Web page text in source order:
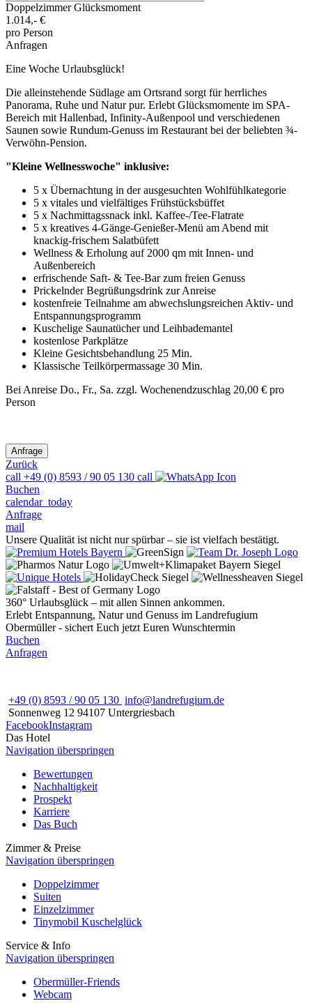
Doppelzimmer Glücksmoment
1.014,- €
pro Person
Anfragen
Eine Woche Urlaubsglück!
Die alleinstehende Südlage am Ortsrand sorgt für herrliches
Panorama, Ruhe und Natur pur. Erlebt Glücksmomente im SPA-
Bereich mit Hallenbad, Infinity-Außenpool und verschiedenen
Saunen sowie Rundum-Genuss im Restaurant bei der beliebten ¾-
Verwöhn-Pension.
"Kleine Wellnesswoche" inklusive:
5 x Übernachtung in der ausgesuchten Wohlfühlkategorie
5 x vitales und vielfältiges Frühstücksbüffet
5 x Nachmittagssnack inkl. Kaffee-/Tee-Flatrate
5 x kreatives 4-Gänge-Genießer-Menü am Abend mit
knackig-frischem Salatbüfett
Wellness & Erholung auf 2000 qm mit Innen- und
Außenbereich
erfrischende Saft- & Tee-Bar zum freien Genuss
Prickelnder Begrüßungsdrink zur Anreise
kostenfreie Teilnahme am abwechslungsreichen Aktiv- und
Entspannungsprogramm
Kuschelige Saunatücher und Leihbademantel
kostenlose Parkplätze
Kleine Gesichtsbehandlung 25 Min.
Klassische Teilkörpermassage 30 Min.
Bei Anreise Do., Fr., Sa. zzgl. Wochenendzuschlag 20,00 € pro
Person
Zurück
call +49 (0) 8593 / 90 05 130 call
Buchen
calendar_today
Anfrage
mail
Unsere Qualität ist nicht nur spürbar – sie ist vielfach bestätigt.
360° Urlaubsglück – mit allen Sinnen ankommen.
Erlebt Entspannung, Natur und Genuss im Landrefugium
Obermüller - sichert Euch jetzt Euren Wunschtermin
Buchen
Anfragen
+49 (0) 8593 / 90 05 130 info@landrefugium.de
Sonnenweg 12 94107 Untergriesbach
FacebookInstagram
Das Hotel
Navigation überspringen
Bewertungen
Nachhaltigkeit
Prospekt
Karriere
Das Buch
Zimmer & Preise
Navigation überspringen
Doppelzimmer
Suiten
Einzelzimmer
Tinymobil Kuschelglück
Service & Info
Navigation überspringen
Obermüller-Friends
Webcam